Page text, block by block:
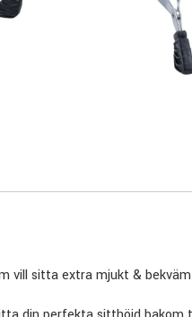
vill sitta extra mjukt &